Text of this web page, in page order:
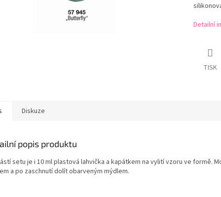
Detailní
TISK
Diskuze
popis produktu
setu je i 10 ml plastová lahvička a kapátkem na vylití vzoru ve formě.
a po zaschnutí dolít obarveným mýdlem.